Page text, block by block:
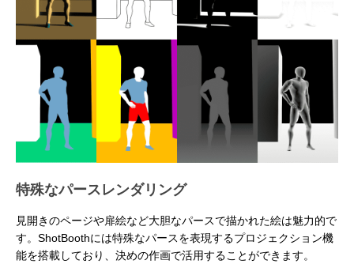
特殊なパースレンダリング
見開きのページや扉絵など大胆なパースで描かれた絵は魅力的で
す。ShotBoothには特殊なパースを表現するプロジェクション機
能を搭載しており、決めの作画で活用することができます。